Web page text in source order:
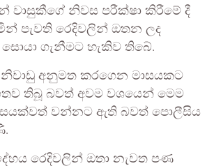
වාසුකීගේ නිවස පරීක්ෂා කිරීමේ දී
පැවති රෙදිවලින් ඔතන ලද
ගැනීමට හැකිව තිබේ.
අනුමත කරගෙන මාසයකට
තිබූ බවත් අවම වශයෙන් මෙම
වන්නට ඇති බවත් පොලීසිය
රෙදිවලින් ඔතා නැවත පණ